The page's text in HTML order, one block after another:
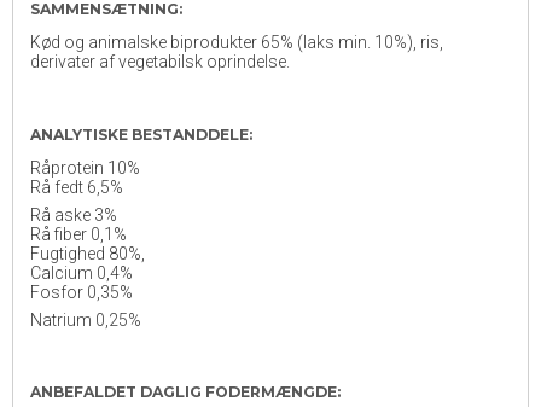
SAMMENSÆTNING:
Kød og animalske biprodukter 65% (laks min. 10%), ris,
derivater af vegetabilsk oprindelse.
ANALYTISKE BESTANDDELE:
Råprotein 10%
Rå fedt 6,5%
Rå aske 3%
Rå fiber 0,1%
Fugtighed 80%,
Calcium 0,4%
Fosfor 0,35%
Natrium 0,25%
ANBEFALDET DAGLIG FODERMÆNGDE: